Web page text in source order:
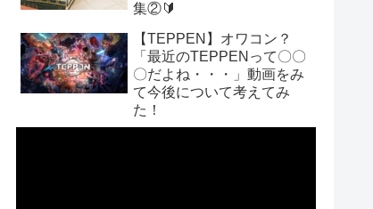
集②🔰
【TEPPEN】オワコン？
「最近のTEPPENって〇〇
〇だよね・・・」動画をみ
て今後について考えてみ
た！